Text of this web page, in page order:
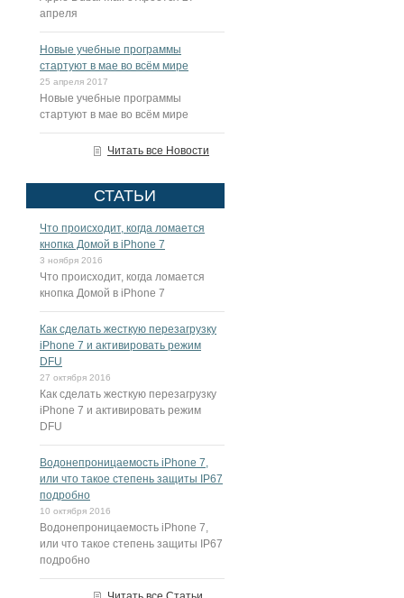
апреля
Новые учебные программы
стартуют в мае во всём мире
25 апреля 2017
Новые учебные программы
стартуют в мае во всём мире
Читать все Новости
СТАТЬИ
Что происходит, когда ломается
кнопка Домой в iPhone 7
3 ноября 2016
Что происходит, когда ломается
кнопка Домой в iPhone 7
Как сделать жесткую перезагрузку
iPhone 7 и активировать режим
DFU
27 октября 2016
Как сделать жесткую перезагрузку
iPhone 7 и активировать режим
DFU
Водонепроницаемость iPhone 7,
или что такое степень защиты IP67
подробно
10 октября 2016
Водонепроницаемость iPhone 7,
или что такое степень защиты IP67
подробно